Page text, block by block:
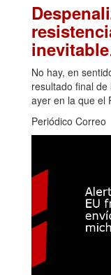
inevitable
No hay, en
resultado final
ayer en la que el
Periódico Correo